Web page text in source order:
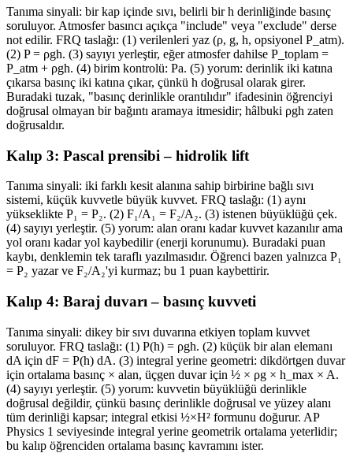
Tanıma sinyali: bir kap içinde sıvı, belirli bir h derinliğinde basınç
soruluyor. Atmosfer basıncı açıkça "include" veya "exclude" derse
not edilir. FRQ taslağı: (1) verilenleri yaz (ρ, g, h, opsiyonel P_atm).
(2) P = ρgh. (3) sayıyı yerleştir, eğer atmosfer dahilse P_toplam =
P_atm + ρgh. (4) birim kontrolü: Pa. (5) yorum: derinlik iki katına
çıkarsa basınç iki katına çıkar, çünkü h doğrusal olarak girer.
Buradaki tuzak, "basınç derinlikle orantılıdır" ifadesinin öğrenciyi
doğrusal olmayan bir bağıntı aramaya itmesidir; hâlbuki ρgh zaten
doğrusaldır.
Kalıp 3: Pascal prensibi – hidrolik lift
Tanıma sinyali: iki farklı kesit alanına sahip birbirine bağlı sıvı
sistemi, küçük kuvvetle büyük kuvvet. FRQ taslağı: (1) aynı
yükseklikte P₁ = P₂. (2) F₁/A₁ = F₂/A₂. (3) istenen büyüklüğü çek.
(4) sayıyı yerleştir. (5) yorum: alan oranı kadar kuvvet kazanılır ama
yol oranı kadar yol kaybedilir (enerji korunumu). Buradaki puan
kaybı, denklemin tek taraflı yazılmasıdır. Öğrenci bazen yalnızca P₁
= P₂ yazar ve F₂/A₂'yi kurmaz; bu 1 puan kaybettirir.
Kalıp 4: Baraj duvarı – basınç kuvveti
Tanıma sinyali: dikey bir sıvı duvarına etkiyen toplam kuvvet
soruluyor. FRQ taslağı: (1) P(h) = ρgh. (2) küçük bir alan elemanı
dA için dF = P(h) dA. (3) integral yerine geometri: dikdörtgen duvar
için ortalama basınç × alan, üçgen duvar için ½ × ρg × h_max × A.
(4) sayıyı yerleştir. (5) yorum: kuvvetin büyüklüğü derinlikle
doğrusal değildir, çünkü basınç derinlikle doğrusal ve yüzey alanı
tüm derinliği kapsar; integral etkisi ½×H² formunu doğurur. AP
Physics 1 seviyesinde integral yerine geometrik ortalama yeterlidir;
bu kalıp öğrenciden ortalama basınç kavramını ister.